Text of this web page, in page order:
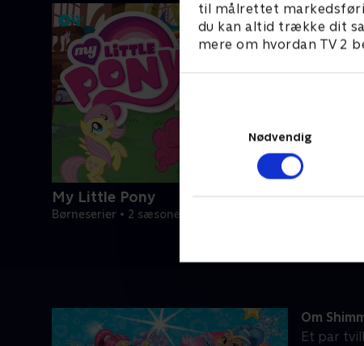
til målrettet
du kan altid trække dit
mere om hvordan TV 2
Nødvendig
My Little Pony
Børneserier • 2 sæsoner
Om
Et par